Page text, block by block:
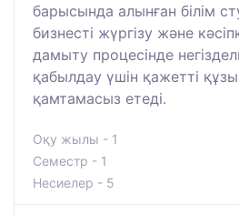
барысында алынған білім
бизнесті жүргізу және
дамыту процесінде
қабылдау үшін қажетті
қамтамасыз етеді.
Оқу жылы - 1
Семестр - 1
Несиелер - 5